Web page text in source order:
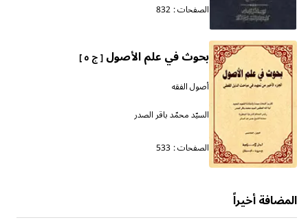
الصفحات : 832
بحوث في علم الأصول[ ج ٥ ]
أصول الفقه
السيّد محمّد باقر الصدر
الصفحات : 533
المضافة أخيراً